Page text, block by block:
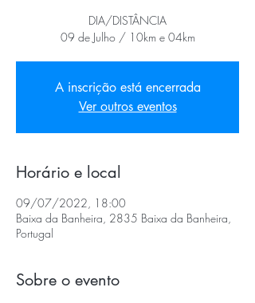
DIA/DISTÂNCIA
09 de Julho / 10km e 04km
A inscrição está encerrada
Ver outros eventos
Horário e local
09/07/2022, 18:00
Baixa da Banheira, 2835 Baixa da Banheira,
Portugal
Sobre o evento